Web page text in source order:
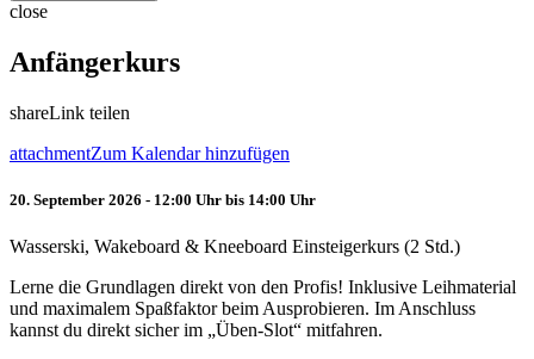
close
Anfängerkurs
shareLink teilen
attachmentZum Kalendar hinzufügen
20. September 2026 - 12:00 Uhr bis 14:00 Uhr
Wasserski, Wakeboard & Kneeboard Einsteigerkurs (2 Std.)
Lerne die Grundlagen direkt von den Profis! Inklusive Leihmaterial
und maximalem Spaßfaktor beim Ausprobieren. Im Anschluss
kannst du direkt sicher im „Üben-Slot“ mitfahren.